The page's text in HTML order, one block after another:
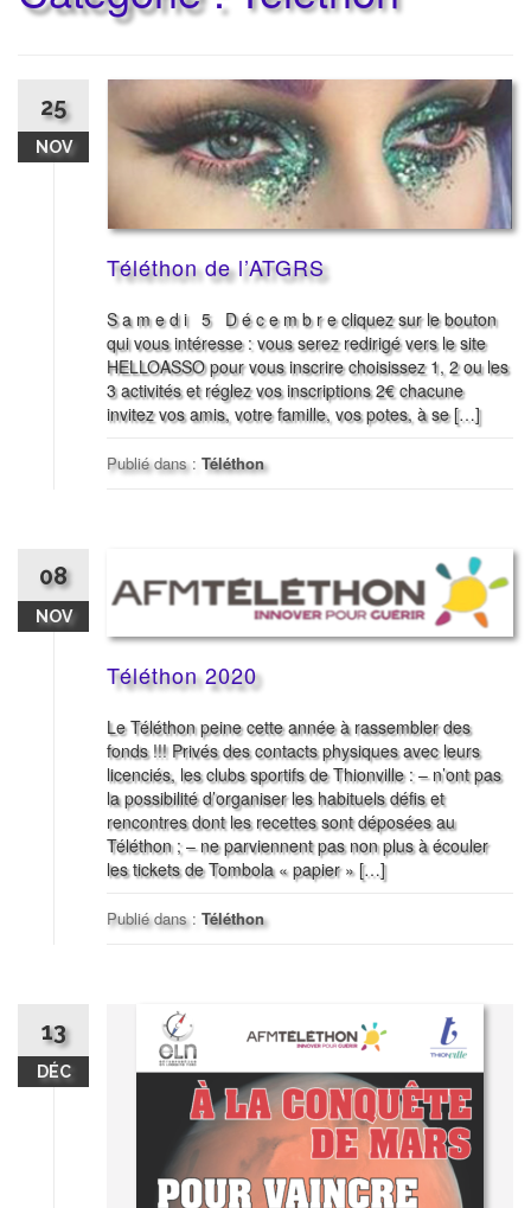
25
NOV
Téléthon de l’ATGRS
S a m e d i 5 D é c e m b r e cliquez sur le bouton
qui vous intéresse : vous serez redirigé vers le site
HELLOASSO pour vous inscrire choisissez 1, 2 ou les
3 activités et réglez vos inscriptions 2€ chacune
invitez vos amis, votre famille, vos potes, à se […]
Publié dans : Téléthon
08
NOV
Téléthon 2020
Le Téléthon peine cette année à rassembler des
fonds !!! Privés des contacts physiques avec leurs
licenciés, les clubs sportifs de Thionville : – n’ont pas
la possibilité d’organiser les habituels défis et
rencontres dont les recettes sont déposées au
Téléthon ; – ne parviennent pas non plus à écouler
les tickets de Tombola « papier » […]
Publié dans : Téléthon
13
DÉC